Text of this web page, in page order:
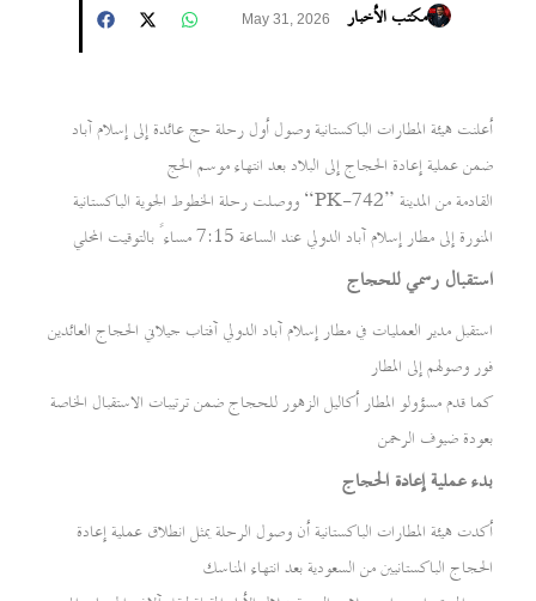
مكتب الأخبار May 31, 2026
أعلنت هيئة المطارات الباكستانية وصول أول رحلة حج عائدة إلى إسلام آباد
ضمن عملية إعادة الحجاج إلى البلاد بعد انتهاء موسم الحج
ووصلت رحلة الخطوط الجوية الباكستانية “PK-742” القادمة من المدينة
المنورة إلى مطار إسلام آباد الدولي عند الساعة 7:15 مساءً بالتوقيت المحلي
استقبال رسمي للحجاج
استقبل مدير العمليات في مطار إسلام آباد الدولي آفتاب جيلاني الحجاج العائدين
فور وصولهم إلى المطار
كما قدم مسؤولو المطار أكاليل الزهور للحجاج ضمن ترتيبات الاستقبال الخاصة
بعودة ضيوف الرحمن
بدء عملية إعادة الحجاج
أكدت هيئة المطارات الباكستانية أن وصول الرحلة يمثل انطلاق عملية إعادة
الحجاج الباكستانيين من السعودية بعد انتهاء المناسك